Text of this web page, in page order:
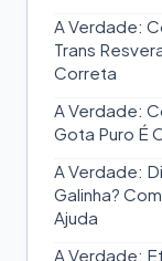
A Verdade:
Trans
Correta
A Verdade:
Gota Puro É
A Verdade:
Galinha?
Ajuda
A Verdade: